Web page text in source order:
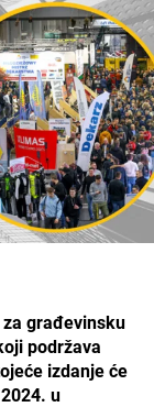
građevinsku
podržava
izdanje će
u